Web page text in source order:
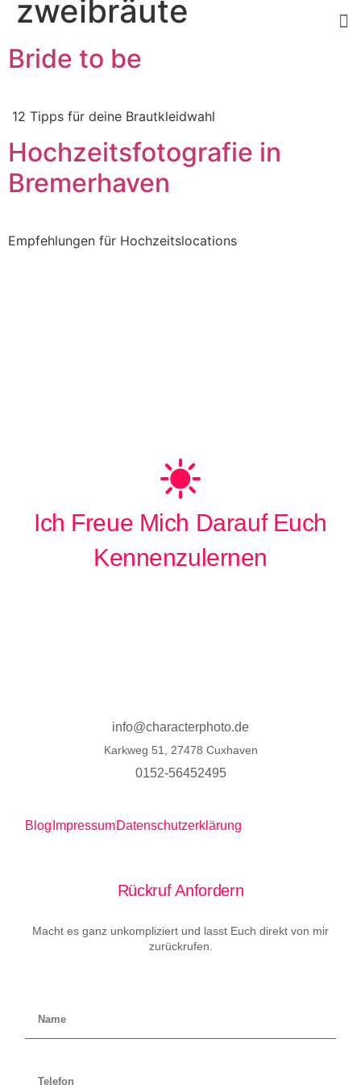
zweibräute
Bride to be
12 Tipps für deine Brautkleidwahl
Hochzeitsfotografie in
Bremerhaven
Empfehlungen für Hochzeitslocations
Ich Freue Mich Darauf Euch
Kennenzulernen
info@characterphoto.de
Karkweg 51, 27478 Cuxhaven
0152-56452495
Blog ImpressumDatenschutzerklärung
Rückruf Anfordern
Macht es ganz unkompliziert und lasst Euch direkt von mir
zurückrufen.